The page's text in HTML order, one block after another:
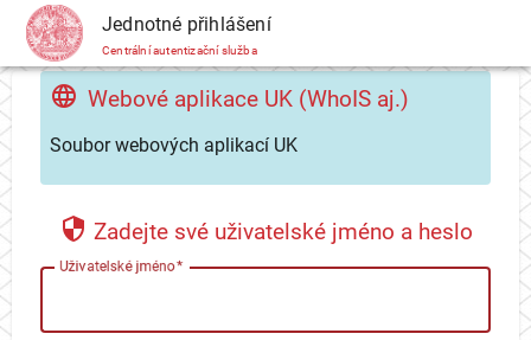
CAS Jednotné přihlášení
Centrální autentizační služba
Webové aplikace UK (WhoIS aj.)
Soubor webových aplikací UK
Zadejte své uživatelské jméno a heslo
Uživatelské jméno